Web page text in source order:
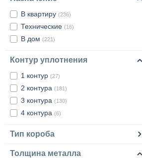
В квартиру (236)
Технические (16)
В дом (221)
Контур уплотнения
1 контур (27)
2 контура (181)
3 контура (130)
4 контура (6)
Тип короба
Толщина металла